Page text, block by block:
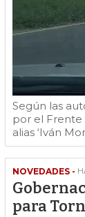
Según las
por el Frente
alias ‘Iván
NOVEDADES -
para